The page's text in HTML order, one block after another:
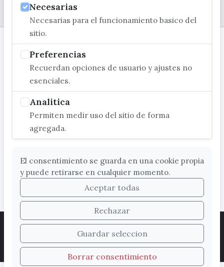
© EXCMO. AYUNTAMIENTO DE VÉLEZ-MÁLAGA
ACCESIBILIDAD COOKIES
LEGAL
PROTECCIÓN DE DATOS
MAPA WEB
SUGERENCIAS
Necesarias
Necesarias para el funcionamiento basico del
sitio.
Preferencias
Recuerdan opciones de usuario y ajustes no
esenciales.
Analitica
Permiten medir uso del sitio de forma
agregada.
El consentimiento se guarda en una cookie propia
y puede retirarse en cualquier momento.
Aceptar todas
Rechazar
Guardar seleccion
Borrar consentimiento